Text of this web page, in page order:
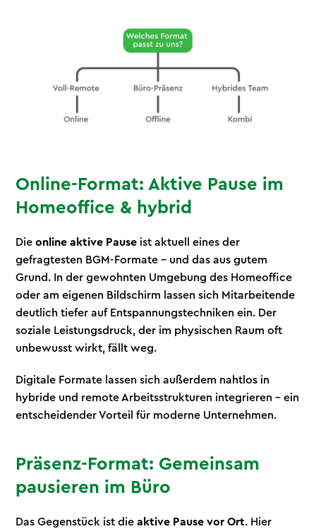
Online-Format: Aktive Pause im
Homeoffice & hybrid
Dieonline aktive Pause ist aktuell eines der
gefragtesten BGM-Formate - und das aus gutem
Grund. In der gewohnten Umgebung des Homeoffice
oder am eigenen Bildschirm lassen sich Mitarbeitende
deutlich tiefer auf Entspannungstechniken ein. Der
soziale Leistungsdruck, der im physischen Raum oft
unbewusst wirkt, fällt weg.
Digitale Formate lassen sich außerdem nahtlos in
hybride und remote Arbeitsstrukturen integrieren - ein
entscheidender Vorteil für moderne Unternehmen.
Präsenz-Format: Gemeinsam
pausieren im Büro
Das Gegenstück ist dieaktive Pause vor Ort. Hier